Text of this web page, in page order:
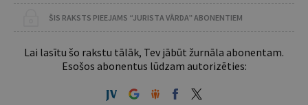
ŠIS RAKSTS PIEEJAMS “JURISTA VĀRDA” ABONENTIEM
Lai lasītu šo rakstu tālāk, Tev jābūt žurnāla abonentam.
Esošos abonentus lūdzam autorizēties: